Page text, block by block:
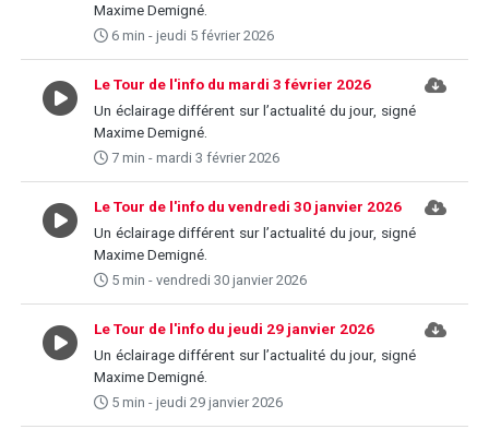
Maxime Demigné.
6 min - jeudi 5 février 2026
Le Tour de l'info du mardi 3 février 2026
Un éclairage différent sur l’actualité du jour, signé
Maxime Demigné.
7 min - mardi 3 février 2026
Le Tour de l'info du vendredi 30 janvier 2026
Un éclairage différent sur l’actualité du jour, signé
Maxime Demigné.
5 min - vendredi 30 janvier 2026
Le Tour de l'info du jeudi 29 janvier 2026
Un éclairage différent sur l’actualité du jour, signé
Maxime Demigné.
5 min - jeudi 29 janvier 2026